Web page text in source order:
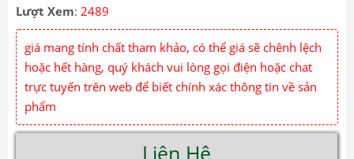
Lượt Xem: 2489
giá mang tính chất tham khảo, có thể giá sẽ chênh lệch
hoặc hết hàng, quý khách vui lòng gọi điện hoặc chat
trực tuyến trên web để biết chính xác thông tin về sản
phẩm
Liên Hệ